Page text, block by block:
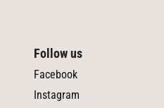
Follow us
Facebook
Instagram